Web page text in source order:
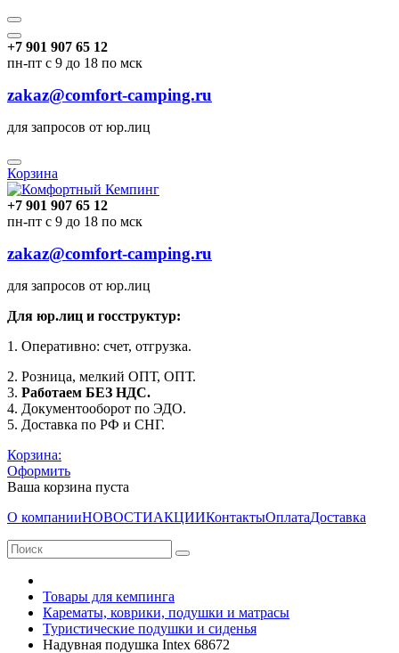
+7 901 907 65 12
пн-пт с 9 до 18 по мск
zakaz@comfort-camping.ru
для запросов от юр.лиц
Корзина
+7 901 907 65 12
пн-пт с 9 до 18 по мск
zakaz@comfort-camping.ru
для запросов от юр.лиц
Для юр.лиц и госструктур:
1. Оперативно: счет, отгрузка.
2. Розница, мелкий ОПТ, ОПТ.
3. Работаем БЕЗ НДС.
4. Документооборот по ЭДО.
5. Доставка по РФ и СНГ.
Корзина:
Оформить
Ваша корзина пуста
О компанииНОВОСТИАКЦИИКонтактыОплатаДоставка
Товары для кемпинга
Карематы, коврики, подушки и матрасы
Туристические подушки и сиденья
Надувная подушка Intex 68672